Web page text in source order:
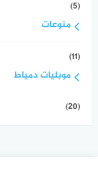
(5)
منوعات
(11)
موبليات دمياط
(20)